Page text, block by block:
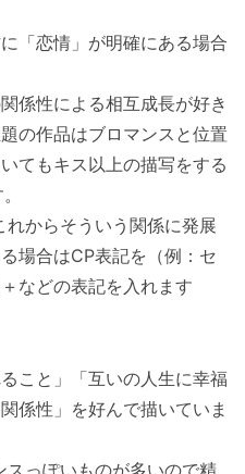
「恋情」が明確にある場合
係性による相互成長が好き
の作品はブロマンスと位置
てもキス以上の描写をする
からそういう関係に発展
場合はCP表記を（例：セ
などの表記を入れます
こと」「互いの人生に幸福
係性」を好んで描いていま